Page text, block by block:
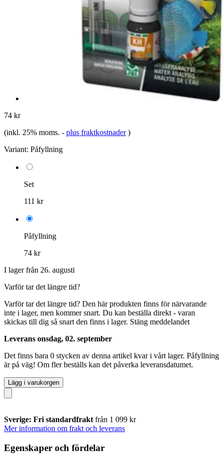
74 kr
(inkl. 25% moms. - plus fraktkostnader )
Variant: Påfyllning
Set
111 kr
Påfyllning
74 kr
I lager från 26. augusti
Varför tar det längre tid?
Varför tar det längre tid? Den här produkten finns för närvarande
inte i lager, men kommer snart. Du kan beställa direkt - varan
skickas till dig så snart den finns i lager. Stäng meddelandet
Leverans onsdag, 02. september
Det finns bara 0 stycken av denna artikel kvar i vårt lager. Påfyllning
är på väg! Om fler beställs kan det påverka leveransdatumet.
Lägg i varukorgen
Sverige: Fri standardfrakt från 1 099 kr
Mer information om frakt och leverans
Egenskaper och fördelar